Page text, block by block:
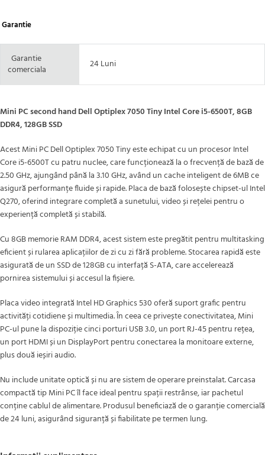
Garantie
Garantie
comerciala
24 Luni
Mini PC second hand Dell Optiplex 7050 Tiny Intel Core i5-6500T, 8GB
DDR4, 128GB SSD
Acest Mini PC Dell Optiplex 7050 Tiny este echipat cu un procesor Intel
Core i5-6500T cu patru nuclee, care funcționează la o frecvență de bază de
2.50 GHz, ajungând până la 3.10 GHz, având un cache inteligent de 6MB ce
asigură performanțe fluide și rapide. Placa de bază folosește chipset-ul Intel
Q270, oferind integrare completă a sunetului, video și rețelei pentru o
experiență completă și stabilă.
Cu 8GB memorie RAM DDR4, acest sistem este pregătit pentru multitasking
eficient și rularea aplicațiilor de zi cu zi fără probleme. Stocarea rapidă este
asigurată de un SSD de 128GB cu interfață S-ATA, care accelerează
pornirea sistemului și accesul la fișiere.
Placa video integrată Intel HD Graphics 530 oferă suport grafic pentru
activități cotidiene și multimedia. În ceea ce privește conectivitatea, Mini
PC-ul pune la dispoziție cinci porturi USB 3.0, un port RJ-45 pentru rețea,
un port HDMI și un DisplayPort pentru conectarea la monitoare externe,
plus două ieșiri audio.
Nu include unitate optică și nu are sistem de operare preinstalat. Carcasa
compactă tip Mini PC îl face ideal pentru spații restrânse, iar pachetul
conține cablul de alimentare. Produsul beneficiază de o garanție comercială
de 24 luni, asigurând siguranță și fiabilitate pe termen lung.